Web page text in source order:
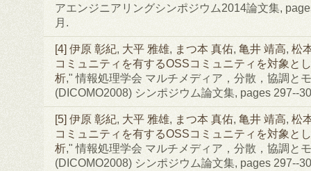
アエンジニアリングシンポジウム2014論文集,
月.
[4] 伊原 彰紀, 大平 雅雄, まつ本 真佑, 亀井 靖高, 松
コミュニティを有するOSSコミュニティを対象と
析," 情報処理学会 マルチメディア，分散，協調と
(DICOMO2008) シンポジウム論文集, pages 297--
[5] 伊原 彰紀, 大平 雅雄, まつ本 真佑, 亀井 靖高, 松
コミュニティを有するOSSコミュニティを対象と
析," 情報処理学会 マルチメディア，分散，協調と
(DICOMO2008) シンポジウム論文集, pages 297--